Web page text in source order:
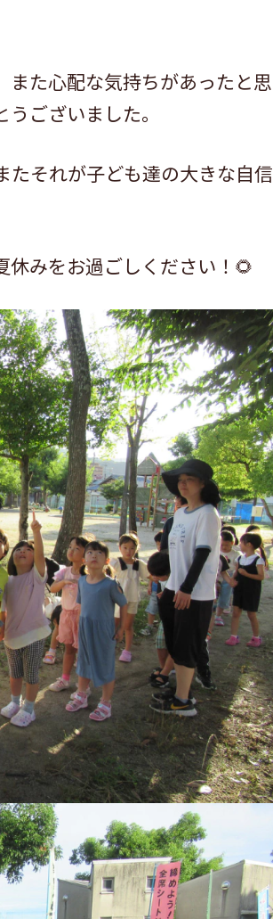
た心配な気持ちがあったと思
ございました。
たそれが子ども達の大きな自信
みをお過ごしください！🌻